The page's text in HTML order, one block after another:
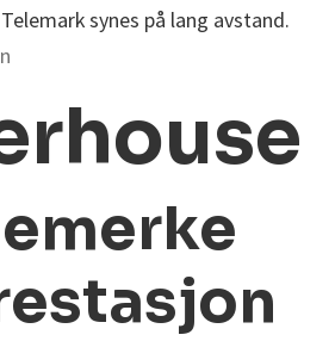
synes på lang avstand.